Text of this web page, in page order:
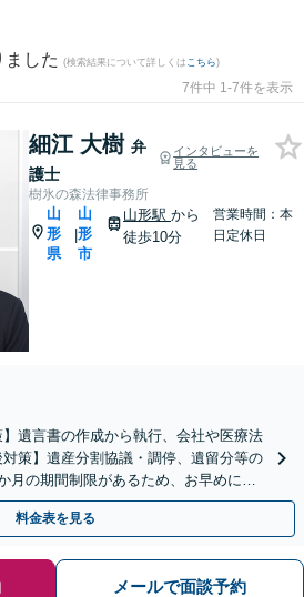
ました (検索結果について詳しくは こちら)
7件中 1-7件を表示
細江 大樹 弁
護士
インタビューを
見る
樹氷の森法律事務所
山
形
県
|
山
形
市
山形駅 から
徒歩10分
営業時間：本
日定休日
】遺言書の作成から執行、会社や医療法
策】遺産分割協議・調停、遺留分等の
月の期間制限があるため、お早めにご
談可】【無料駐車場あり】
料金表を見る
メールで面談予約